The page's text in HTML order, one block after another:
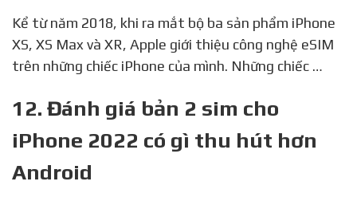
phiên bản nào? — Nguồn: hoanghamobile.com
Kể từ năm 2018, khi ra mắt bộ ba sản phẩm iPhone
trên những chiếc iPhone của mình. Những chiếc …
12. Đánh giá bản 2 sim cho
iPhone 2022 có gì thu hút hơn